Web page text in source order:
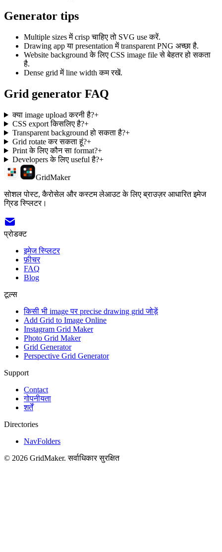
Generator tips
Multiple sizes में crisp चाहिए तो SVG use करें.
Drawing app या presentation में transparent PNG अच्छा है.
Website background के लिए CSS image file से बेहतर हो सकता
है.
Dense grid में line width कम रखें.
Grid generator FAQ
क्या image upload करनी है?+
CSS export किसलिए है?+
Transparent background हो सकता है?+
Grid rotate कर सकता हूं?+
Print के लिए कौन सा format?+
Developers के लिए useful है?+
GridMaker
सोशल पोस्ट, कैरोसेल और कस्टम लेआउट के लिए ब्राउज़र आधारित इमेज
ग्रिड स्प्लिटर।
प्रोडक्ट
इमेज स्प्लिटर
फ़ीचर
FAQ
Blog
टूल्स
किसी भी image पर precise drawing grid जोड़ें
Add Grid to Image Online
Instagram Grid Maker
Photo Grid Maker
Grid Generator
Perspective Grid Generator
Support
Contact
गोपनीयता
शर्तें
Directories
NavFolders
© 2026 GridMaker. सर्वाधिकार सुरक्षित